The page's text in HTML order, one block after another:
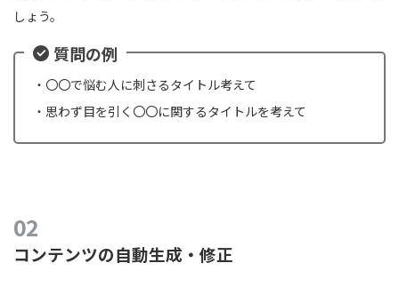
しょう。
質問の例
・〇〇で悩む人に刺さるタイトル考えて
・思わず目を引く〇〇に関するタイトルを考えて
コンテンツの自動生成・修正